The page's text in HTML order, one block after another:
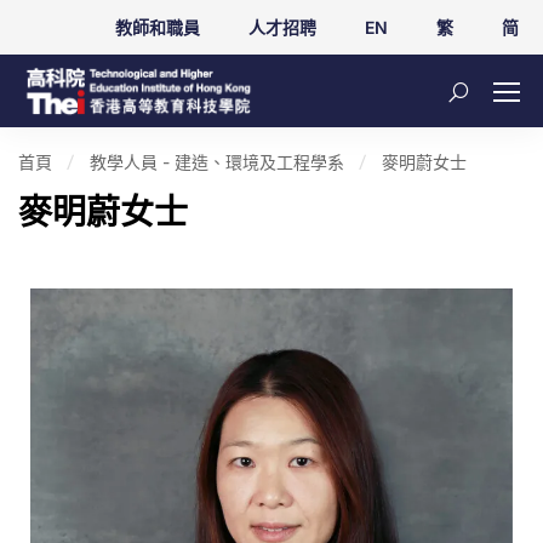
教師和職員 人才招聘 EN 繁 简
首頁 教學人員 - 建造、環境及工程學系 麥明蔚女士
麥明蔚女士